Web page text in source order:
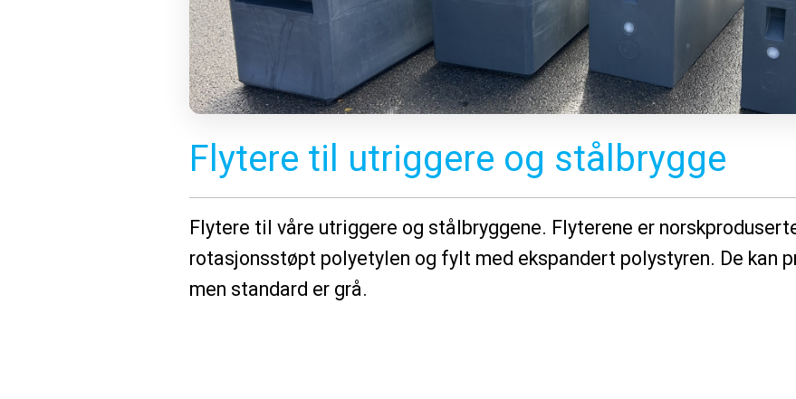
Flytere til utriggere og stålbrygge
Flytere til våre utriggere og stålbryggene. Flyterene er
rotasjonsstøpt polyetylen og fylt med ekspandert polystyren. De kan
men standard er grå.